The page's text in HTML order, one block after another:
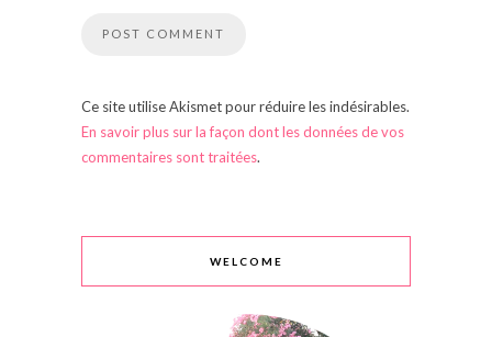
Ce site utilise Akismet pour réduire les indésirables.
En savoir plus sur la façon dont les données de vos
commentaires sont traitées.
WELCOME